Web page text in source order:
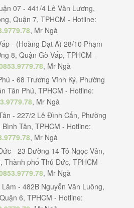
07 - 441/4 Lê Văn Lương,
Quận 7, TPHCM - Hotline:
, Mr Ngà
- (Hoàng Đạt A) 28/10 Phạm
8, Quận Gò Vấp, TPHCM -
, Mr Ngà
- 68 Trương Vĩnh Ký, Phường
Tân Phú, TPHCM - Hotline:
, Mr Ngà
- 227/2 Lê Đình Cẩn, Phường
Tân, TPHCM - Hotline:
, Mr Ngà
- 23 Đường 14 Tô Ngọc Vân,
Thành phố Thủ Đức, TPHCM -
, Mr Ngà
- 482B Nguyễn Văn Luông,
6, TPHCM - Hotline: